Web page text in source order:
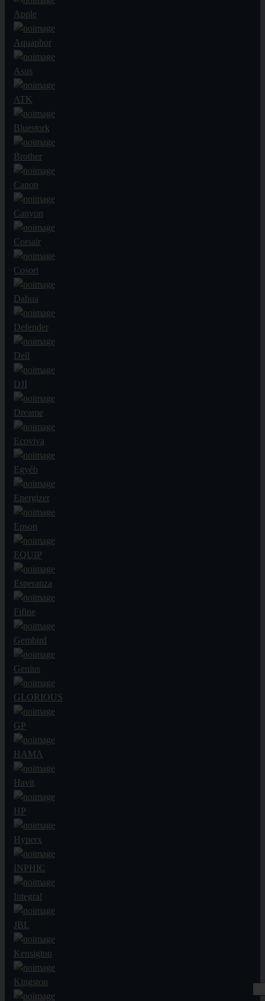
Apple
Aquaphor
Asus
ATK
Bluestork
Brother
Canon
Canyon
Corsair
Cosori
Dahua
Defender
Dell
DJI
Dreame
Ecoviva
Egyéb
Energizer
Epson
EQUIP
Esperanza
Fifine
Gembird
Genius
GLORIOUS
GP
HAMA
Havit
HP
Hyperx
INPHIC
Integral
JBL
Kensigton
Kingston